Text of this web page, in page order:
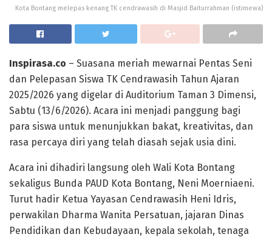
Kota Bontang melepas kenang TK cendrawasih di Masjid Baiturrahman (istimewa)
Inspirasa.co – Suasana meriah mewarnai Pentas Seni
dan Pelepasan Siswa TK Cendrawasih Tahun Ajaran
2025/2026 yang digelar di Auditorium Taman 3 Dimensi,
Sabtu (13/6/2026). Acara ini menjadi panggung bagi
para siswa untuk menunjukkan bakat, kreativitas, dan
rasa percaya diri yang telah diasah sejak usia dini.
Acara ini dihadiri langsung oleh Wali Kota Bontang
sekaligus Bunda PAUD Kota Bontang, Neni Moerniaeni.
Turut hadir Ketua Yayasan Cendrawasih Heni Idris,
perwakilan Dharma Wanita Persatuan, jajaran Dinas
Pendidikan dan Kebudayaan, kepala sekolah, tenaga